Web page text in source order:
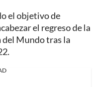
el objetivo de
el regreso de la
del Mundo tras la